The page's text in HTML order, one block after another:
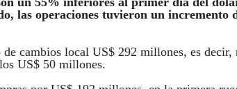
las operaciones tuvieron un incremento
cambios local US$ 292 millones, es decir,
US$ 50 millones.